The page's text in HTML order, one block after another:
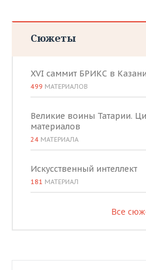
Сюжеты
XVI саммит БРИКС в Казани
499 МАТЕРИАЛОВ
Великие воины Татарии.
материалов
24 МАТЕРИАЛА
Искусственный интеллект
181 МАТЕРИАЛ
Все